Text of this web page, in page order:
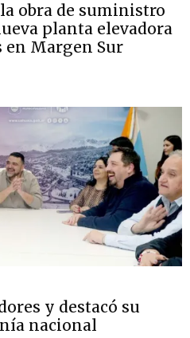
obra de suministro
planta elevadora
en Margen Sur
y destacó su
nacional